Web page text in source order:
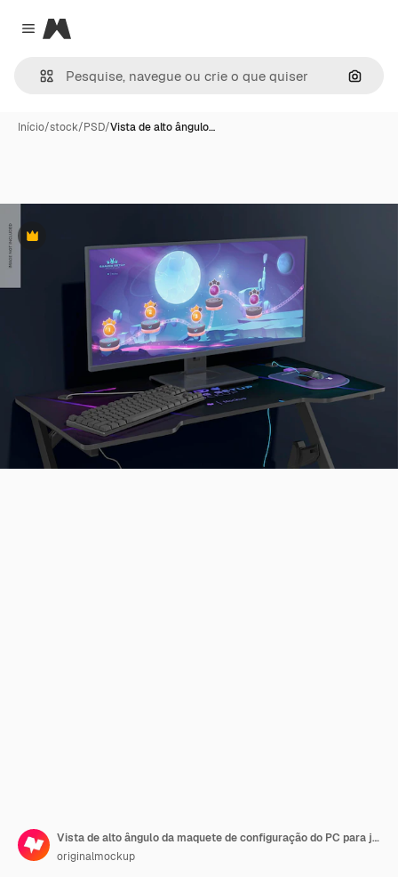
Close menu
Magnific
Início/stock/PSD/Vista de alto ângulo…
Premium
Vista de alto ângulo da maquete de configuração do PC para jogos
originalmockup